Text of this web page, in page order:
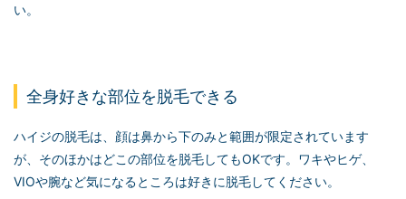
い。
全身好きな部位を脱毛できる
ハイジの脱毛は、顔は鼻から下のみと範囲が限定されています
が、そのほかはどこの部位を脱毛してもOKです。ワキやヒゲ、
VIOや腕など気になるところは好きに脱毛してください。